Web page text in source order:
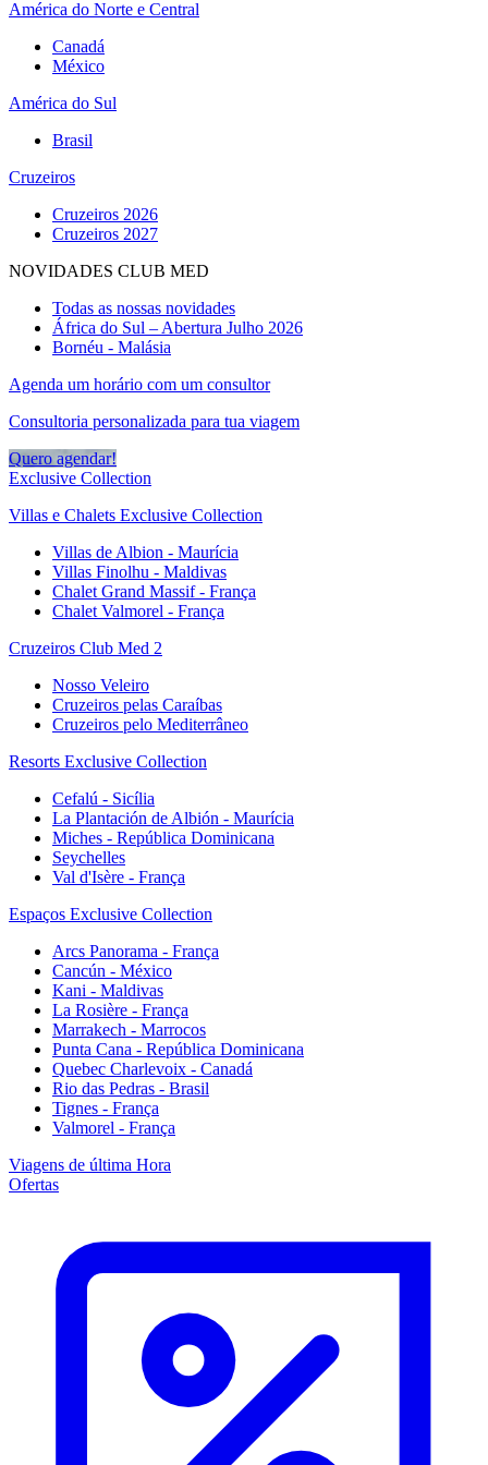
América do Norte e Central
Canadá
México
América do Sul
Brasil
Cruzeiros
Cruzeiros 2026
Cruzeiros 2027
NOVIDADES CLUB MED
Todas as nossas novidades
África do Sul – Abertura Julho 2026
Bornéu - Malásia
Agenda um horário com um consultor
Consultoria personalizada para tua viagem
Quero agendar!
Exclusive Collection
Villas e Chalets Exclusive Collection
Villas de Albion - Maurícia
Villas Finolhu - Maldivas
Chalet Grand Massif - França
Chalet Valmorel - França
Cruzeiros Club Med 2
Nosso Veleiro
Cruzeiros pelas Caraíbas
Cruzeiros pelo Mediterrâneo
Resorts Exclusive Collection
Cefalú - Sicília
La Plantación de Albión - Maurícia
Miches - República Dominicana
Seychelles
Val d'Isère - França
Espaços Exclusive Collection
Arcs Panorama - França
Cancún - México
Kani - Maldivas
La Rosière - França
Marrakech - Marrocos
Punta Cana - República Dominicana
Quebec Charlevoix - Canadá
Rio das Pedras - Brasil
Tignes - França
Valmorel - França
Viagens de última Hora
Ofertas